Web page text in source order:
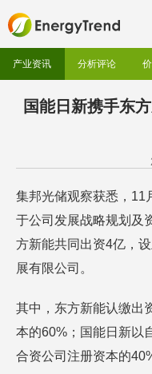
产业资讯 分析评论
国能日新携手东
集邦光储观察获悉，11
于公司发展战略规划及
方新能共同出资4亿，
展有限公司。
其中，东方新能认缴出
本的60%；国能日新以
合资公司注册资本的